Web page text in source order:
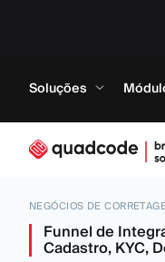
Soluções
NEGÓCIOS DE
Funnel de
Cadastro, KYC,